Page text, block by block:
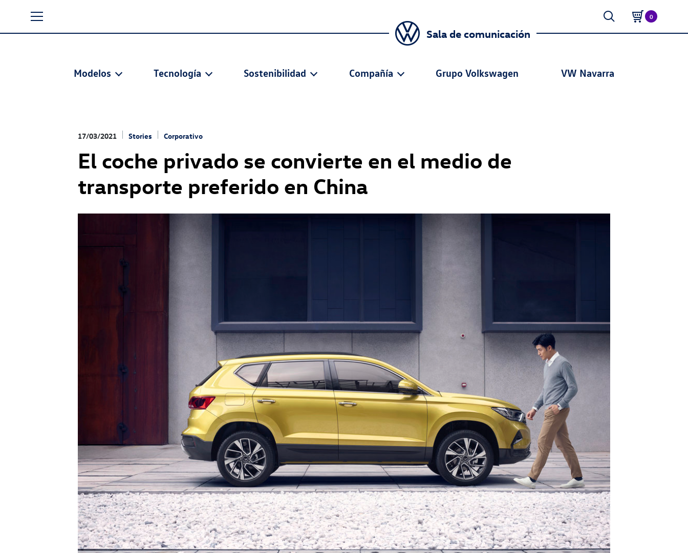
0
Sala de comunicación
Modelos Tecnología Sostenibilidad Compañía Grupo Volkswagen VW Navarra
17/03/2021 Stories Corporativo
El coche privado se convierte en el medio de
transporte preferido en China